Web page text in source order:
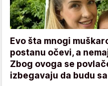
Evo šta mnogi
postanu očevi, a
Zbog ovoga se
izbegavaju da budu